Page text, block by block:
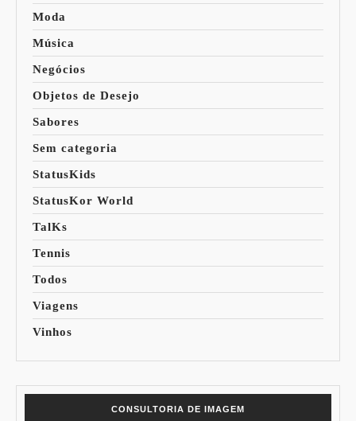
Moda
Música
Negócios
Objetos de Desejo
Sabores
Sem categoria
StatusKids
StatusKor World
TalKs
Tennis
Todos
Viagens
Vinhos
CONSULTORIA DE IMAGEM